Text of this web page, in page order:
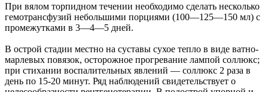
При вялом торпидном течении необходимо сделать несколько
гемотрансфузий небольшими порциями (100—125—150 мл) с
промежутками в 3—4—5 дней.
В острой стадии местно на суставы сухое тепло в виде ватно-
марлевых повязок, осторожное прогревание лампой соллюкс;
при стихании воспалительных явлений — соллюкс 2 раза в
день по 15-20 минут. Ряд наблюдений свидетельствует о